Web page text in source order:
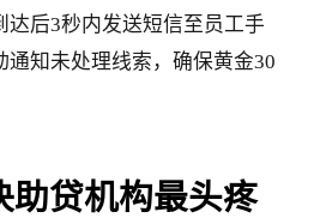
达后3秒内发送短信至员工手
通知未处理线索，确保黄金30
助贷机构最头疼